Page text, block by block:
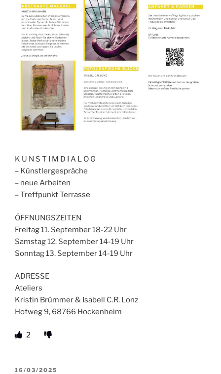
K U N S T I M D I A L O G
– Künstlergespräche
– neue Arbeiten
– Treffpunkt Terrasse
ÖFFNUNGSZEITEN
Freitag 11. September 18-22 Uhr
Samstag 12. September 14-19 Uhr
Sonntag 13. September 14-19 Uhr
ADRESSE
Ateliers
Kristin Brümmer & Isabell C.R. Lonz
Hofweg 9, 68766 Hockenheim
2
VERÖFFENTLICHT
16/03/2025